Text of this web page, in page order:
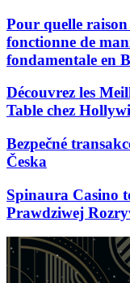
Pour quelle
fonctionne de
fondamentale en
Découvrez les
Table chez
Bezpečné
Česka
Spinaura Casino
Prawdziwej